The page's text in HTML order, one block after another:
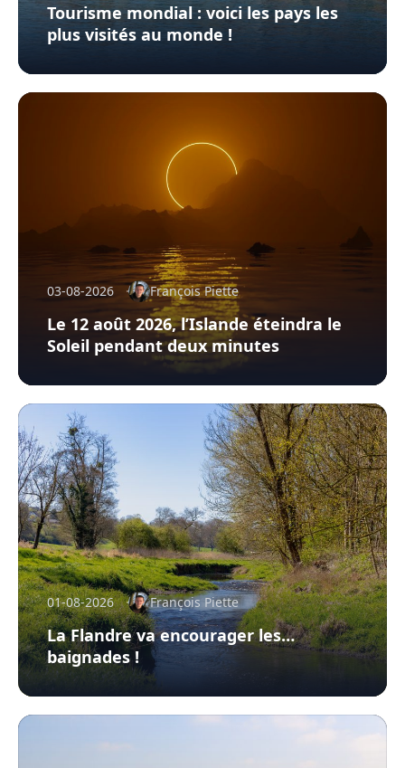
Tourisme mondial : voici les pays les
plus visités au monde !
03-08-2026 François Piette
Le 12 août 2026, l’Islande éteindra le
Soleil pendant deux minutes
01-08-2026 François Piette
La Flandre va encourager les…
baignades !